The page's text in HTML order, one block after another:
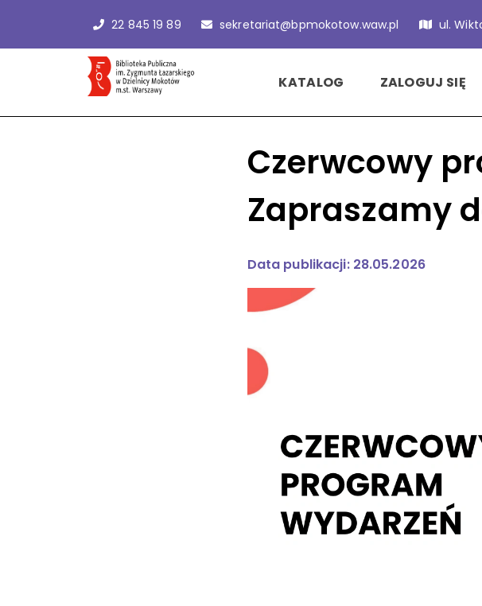
22 845 19 89 sekretariat@bpmokotow.waw.pl ul.
KATALOG ZALOGUJ SIĘ
Czerwcowy
Zapraszamy
Data publikacji: 28.05.2026